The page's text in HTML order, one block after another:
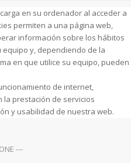
en su ordenador al acceder a
permiten a una página web,
información sobre los hábitos
y, dependiendo de la
en que utilice su equipo, pueden
de internet,
prestación de servicios
y usabilidad de nuestra web.
---